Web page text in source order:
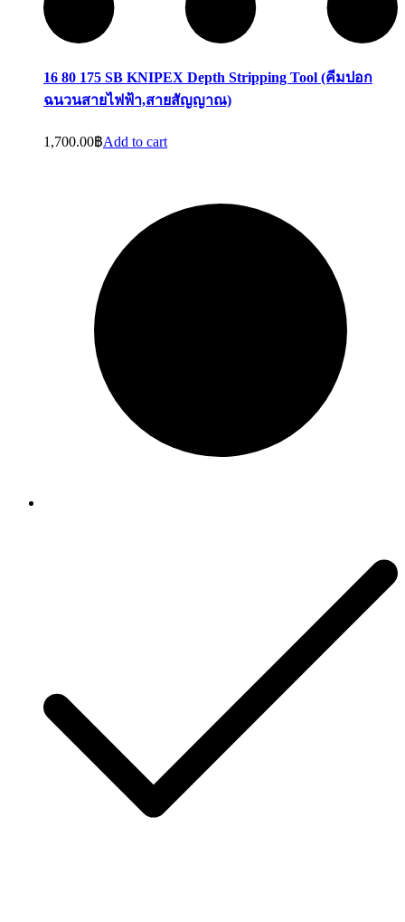
16 80 175 SB KNIPEX Depth Stripping Tool (คีมปอก
ฉนวนสายไฟฟ้า,สายสัญญาณ)
1,700.00฿Add to cart